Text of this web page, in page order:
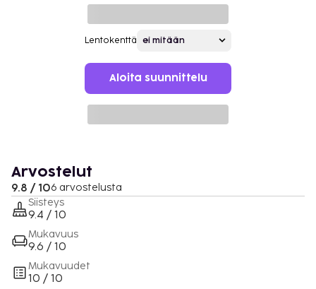
Lentokenttä
Aloita suunnittelu
Arvostelut
9.8 / 106 arvostelusta
Siisteys
9.4 / 10
Mukavuus
9.6 / 10
Mukavuudet
10 / 10